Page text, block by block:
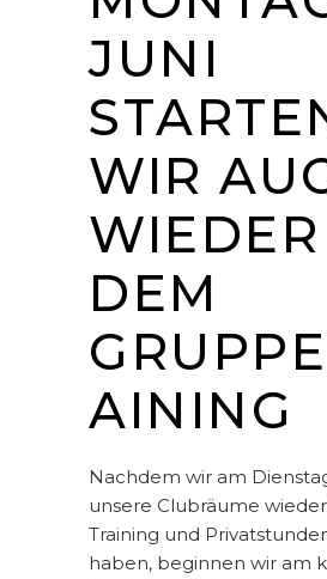
JUNI
WIR
DEM
AINING
Nachdem wir am
unsere Clubräume
Training und
haben, beginnen wir am